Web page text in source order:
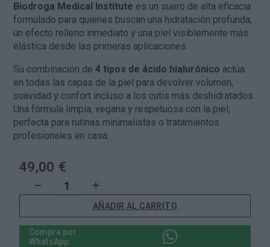
Biodroga Medical Institute es un suero de alta eficacia
formulado para quienes buscan una hidratación profunda,
un efecto relleno inmediato y una piel visiblemente más
elástica desde las primeras aplicaciones.
Su combinación de4 tipos de ácido hialurónico actúa
en todas las capas de la piel para devolver volumen,
suavidad y confort incluso a los cutis más deshidratados.
Una fórmula limpia, vegana y respetuosa con la piel,
perfecta para rutinas minimalistas o tratamientos
profesionales en casa.
49,00 €
AÑADIR AL CARRITO
Compra por
WhatsApp